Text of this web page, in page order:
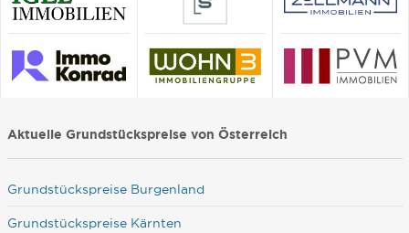
Aktuelle Grundstückspreise von Österreich
Grundstückspreise Burgenland
Grundstückspreise Kärnten